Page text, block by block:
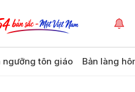
ngưỡng tôn giáo Bản làng